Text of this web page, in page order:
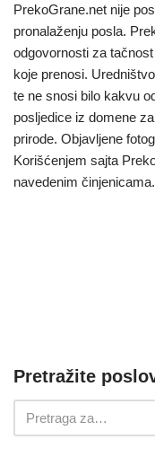
PrekoGrane.net nije
pronalaženju posla.
odgovornosti za
koje prenosi.
te ne snosi bilo kakvu
posljedice iz domene
prirode. Objavljene
Korišćenjem sajta
navedenim činjenicama.
Pretražite